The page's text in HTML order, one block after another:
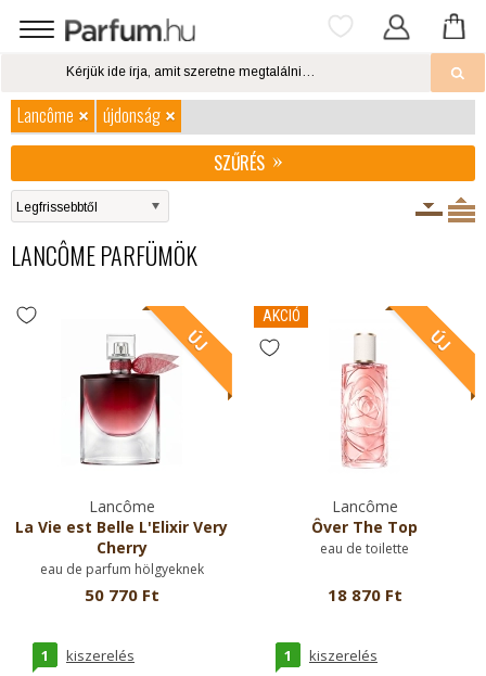
Lancôme
újdonság
SZŰRÉS
LANCÔME PARFÜMÖK
Lancôme
La Vie est Belle L'Elixir Very
Cherry
eau de parfum hölgyeknek
50 770 Ft
1 kiszerelés
AKCIÓ
Lancôme
Ôver The Top
eau de toilette
18 870 Ft
1 kiszerelés